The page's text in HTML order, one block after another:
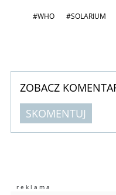
#WHO #SOLARIUM
ZOBACZ
SKOMENTUJ
Imię (Wymagane)